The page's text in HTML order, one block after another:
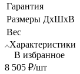
Гарантия
Размеры ДхШхВ
Вес
Характеристики
В избранное
8 505 ₽/шт